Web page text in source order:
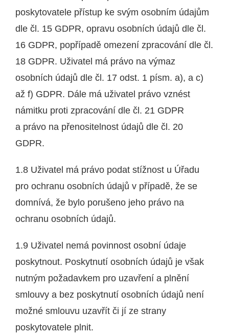
poskytovatele přístup ke svým osobním údajům
dle čl. 15 GDPR, opravu osobních údajů dle čl.
16 GDPR, popřípadě omezení zpracování dle čl.
18 GDPR. Uživatel má právo na výmaz
osobních údajů dle čl. 17 odst. 1 písm. a), a c)
až f) GDPR. Dále má uživatel právo vznést
námitku proti zpracování dle čl. 21 GDPR
a právo na přenositelnost údajů dle čl. 20
GDPR.
1.8 Uživatel má právo podat stížnost u Úřadu
pro ochranu osobních údajů v případě, že se
domnívá, že bylo porušeno jeho právo na
ochranu osobních údajů.
1.9 Uživatel nemá povinnost osobní údaje
poskytnout. Poskytnutí osobních údajů je však
nutným požadavkem pro uzavření a plnění
smlouvy a bez poskytnutí osobních údajů není
možné smlouvu uzavřít či jí ze strany
poskytovatele plnit.